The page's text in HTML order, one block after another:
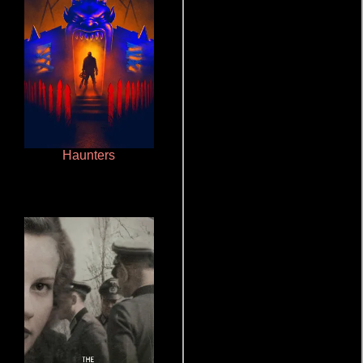
Haunters